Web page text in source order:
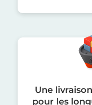
Une
pour les